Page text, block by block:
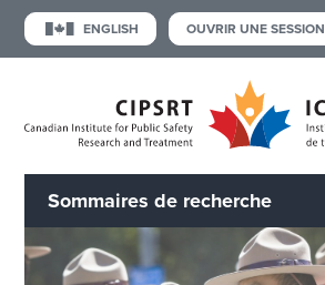
ENGLISH OUVRIR UNE SESSION
Sommaires de recherche